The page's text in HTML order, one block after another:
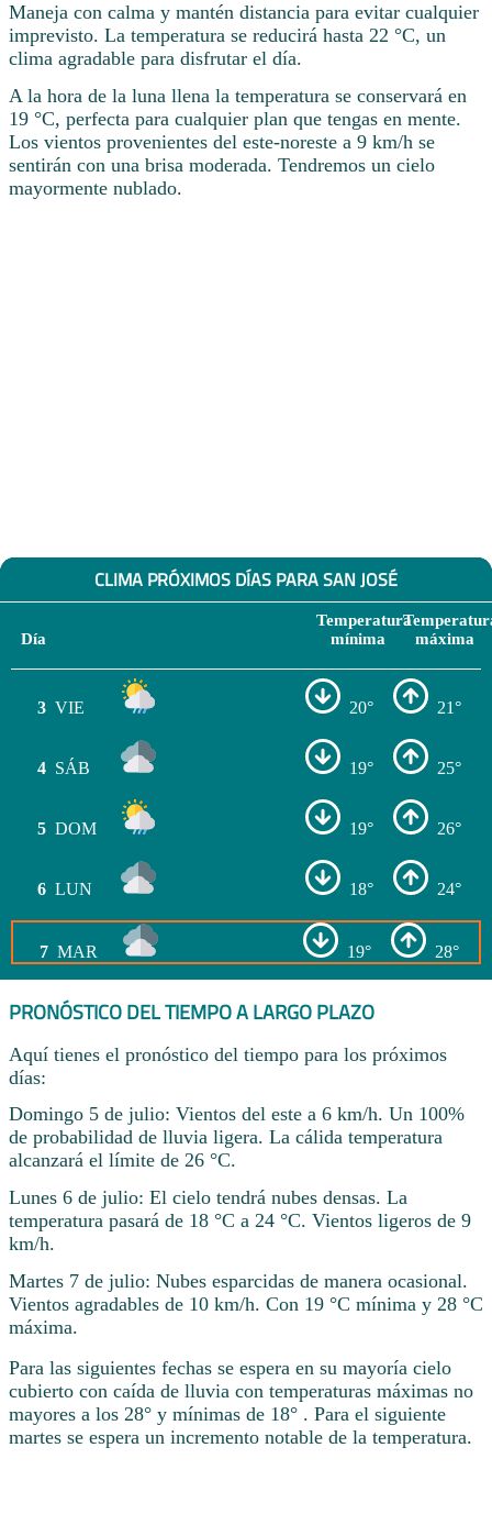
Maneja con calma y mantén distancia para evitar cualquier
imprevisto. La temperatura se reducirá hasta 22 °C, un
clima agradable para disfrutar el día.
A la hora de la luna llena la temperatura se conservará en
19 °C, perfecta para cualquier plan que tengas en mente.
Los vientos provenientes del este-noreste a 9 km/h se
sentirán con una brisa moderada. Tendremos un cielo
mayormente nublado.
CLIMA PRÓXIMOS DÍAS PARA SAN JOSÉ
Día
Temperatura
mínima
máxima
3 VIE 20° 21°
4 SÁB 19° 25°
5 DOM 19° 26°
6 LUN 18° 24°
7 MAR 19° 28°
PRONÓSTICO DEL TIEMPO A LARGO PLAZO
Aquí tienes el pronóstico del tiempo para los próximos
días:
Domingo 5 de julio: Vientos del este a 6 km/h. Un 100%
de probabilidad de lluvia ligera. La cálida temperatura
alcanzará el límite de 26 °C.
Lunes 6 de julio: El cielo tendrá nubes densas. La
temperatura pasará de 18 °C a 24 °C. Vientos ligeros de 9
km/h.
Martes 7 de julio: Nubes esparcidas de manera ocasional.
Vientos agradables de 10 km/h. Con 19 °C mínima y 28 °C
máxima.
Para las siguientes fechas se espera en su mayoría cielo
cubierto con caída de lluvia con temperaturas máximas no
mayores a los 28° y mínimas de 18° . Para el siguiente
martes se espera un incremento notable de la temperatura.